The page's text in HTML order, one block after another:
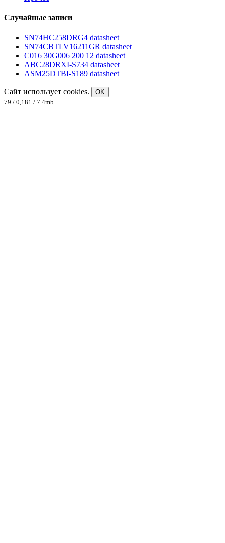
Случайные записи
SN74HC258DRG4 datasheet
SN74CBTLV16211GR datasheet
C016 30G006 200 12 datasheet
ABC28DRXI-S734 datasheet
ASM25DTBI-S189 datasheet
Сайт использует cookies.
OK
79 / 0,181 / 7.4mb